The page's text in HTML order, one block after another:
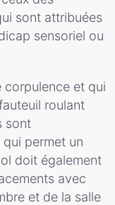
sont attribuées
sensoriel ou
corpulence et qui
roulant
sont
permet un
doit également
avec
et de la salle